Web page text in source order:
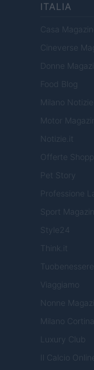
ITALIA
Casa
Cineverse
Donne
Food Blog
Milano Notizie
Motor
Notizie.it
Offerte
Pet Story
Professione
Sport
Style24
Think.it
Tuobenessere
Viaggiamo
Nonne
Milano Cortina
Luxury Club
Il Calcio